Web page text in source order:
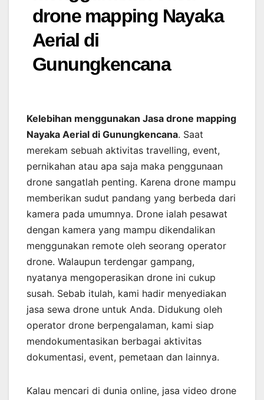
drone mapping Nayaka
Aerial di
Gunungkencana
Kelebihan menggunakan Jasa drone mapping
Nayaka Aerial di Gunungkencana. Saat
merekam sebuah aktivitas travelling, event,
pernikahan atau apa saja maka penggunaan
drone sangatlah penting. Karena drone mampu
memberikan sudut pandang yang berbeda dari
kamera pada umumnya. Drone ialah pesawat
dengan kamera yang mampu dikendalikan
menggunakan remote oleh seorang operator
drone. Walaupun terdengar gampang,
nyatanya mengoperasikan drone ini cukup
susah. Sebab itulah, kami hadir menyediakan
jasa sewa drone untuk Anda. Didukung oleh
operator drone berpengalaman, kami siap
mendokumentasikan berbagai aktivitas
dokumentasi, event, pemetaan dan lainnya.
Kalau mencari di dunia online, jasa video drone